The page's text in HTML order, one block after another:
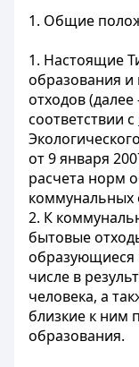
1. Общие
1. Настоящие
образования
отходов
соответствии с
от 9 января
расчета норм
коммунальных
2. К
бытовые
образующиеся
числе в
человека, а
близкие к ним
образования.